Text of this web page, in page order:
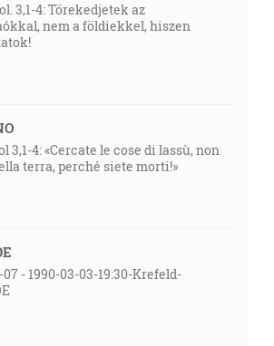
3,1-4: Törekedjetek az
nem a földiekkel, hiszen
3,1-4: «Cercate le cose di lassù, non
terra, perché siete morti!»
- 1990-03-03-19:30-Krefeld-